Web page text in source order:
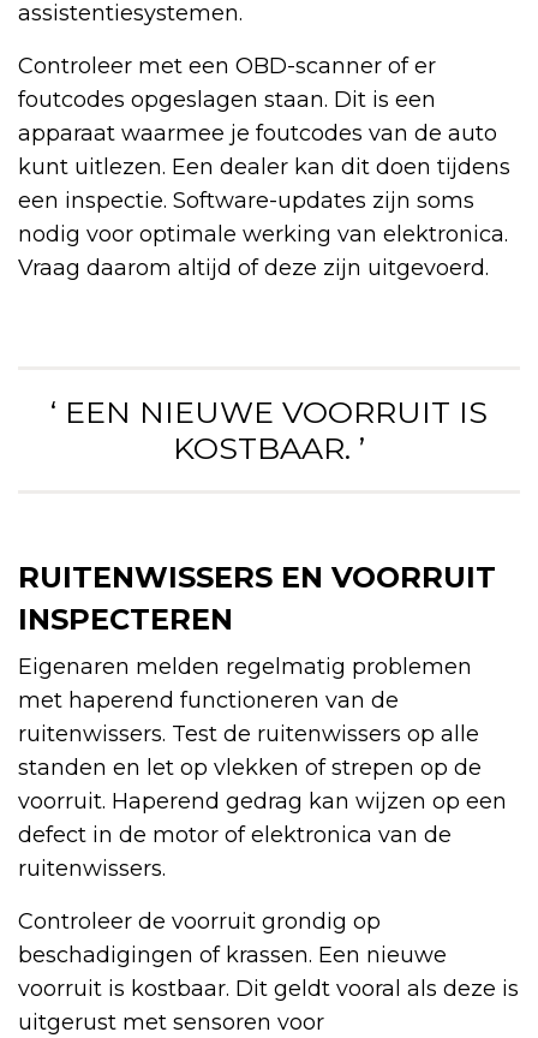
assistentiesystemen.
Controleer met een OBD-scanner of er
foutcodes opgeslagen staan. Dit is een
apparaat waarmee je foutcodes van de auto
kunt uitlezen. Een dealer kan dit doen tijdens
een inspectie. Software-updates zijn soms
nodig voor optimale werking van elektronica.
Vraag daarom altijd of deze zijn uitgevoerd.
‘ EEN NIEUWE VOORRUIT IS
KOSTBAAR. ’
RUITENWISSERS EN VOORRUIT
INSPECTEREN
Eigenaren melden regelmatig problemen
met haperend functioneren van de
ruitenwissers. Test de ruitenwissers op alle
standen en let op vlekken of strepen op de
voorruit. Haperend gedrag kan wijzen op een
defect in de motor of elektronica van de
ruitenwissers.
Controleer de voorruit grondig op
beschadigingen of krassen. Een nieuwe
voorruit is kostbaar. Dit geldt vooral als deze is
uitgerust met sensoren voor